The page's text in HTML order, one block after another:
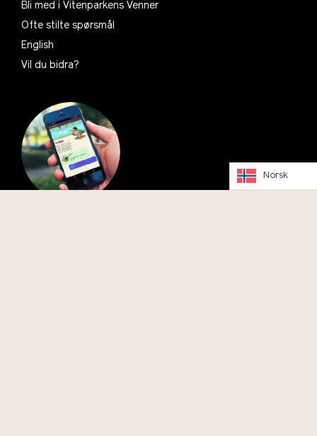
Bli med i Vitenparkens Venner
Ofte stilte spørsmål
English
Vil du bidra?
Norsk